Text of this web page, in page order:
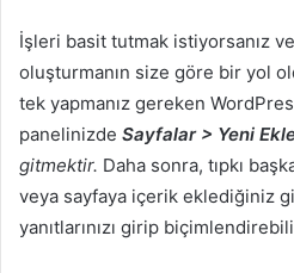
İşleri basit tutmak istiyorsanız ve
oluşturmanın size göre bir yol
tek yapmanız gereken
panelinizde Sayfalar > Yeni
gitmektir. Daha sonra, tıpkı
veya sayfaya içerik eklediğiniz
yanıtlarınızı girip